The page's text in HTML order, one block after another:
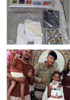
POLICIAL
Polícia Civil
com munições e
(BA)